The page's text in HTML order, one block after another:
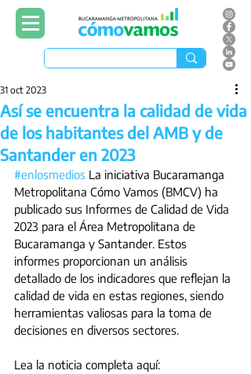
Así se encuentra la calidad de vida
de los habitantes del AMB y de
Santander en 2023
31 oct 2023
#enlosmedios La iniciativa Bucaramanga
Metropolitana Cómo Vamos (BMCV) ha
publicado sus Informes de Calidad de Vida
2023 para el Área Metropolitana de
Bucaramanga y Santander. Estos
informes proporcionan un análisis
detallado de los indicadores que reflejan la
calidad de vida en estas regiones, siendo
herramientas valiosas para la toma de
decisiones en diversos sectores.
Lea la noticia completa aquí: